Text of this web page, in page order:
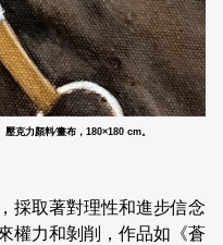
克力顏料∕畫布，180×180 cm。
採取著對理性和進步信念
權力和剝削，作品如《蒼